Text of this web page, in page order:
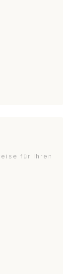
für Ihren